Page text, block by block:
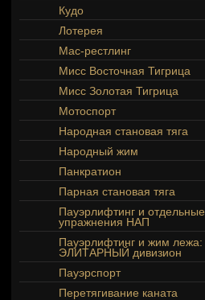
Кудо
Лотерея
Мас-рестлинг
Мисс Восточная Тигрица
Мисс Золотая Тигрица
Мотоспорт
Народная становая тяга
Народный жим
Панкратион
Парная становая тяга
Пауэрлифтинг и отдельные
упражнения НАП
Пауэрлифтинг и жим лежа:
ЭЛИТАРНЫЙ дивизион
Пауэрспорт
Перетягивание каната